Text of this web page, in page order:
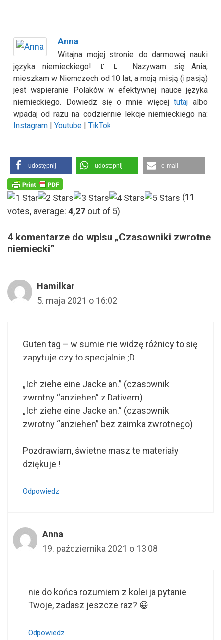
Anna
Witajna mojej stronie do darmowej nauki
języka niemieckiego! 🇩🇪 Nazywam się Ania,
mieszkam w Niemczech od 10 lat, a moją misją (i pasją)
jest wspieranie Polaków w efektywnej nauce języka
niemieckiego. Dowiedz się o mnie więcejtutaj albo
wpadaj od razu na codziennie lekcje niemieckiego na:
Instagram | Youtube | TikTok
udostępnij udostępnij e-mail
(11
votes, average: 4,27 out of 5)
4 komentarze do wpisu „Czasowniki zwrotne
niemiecki”
Hamilkar
5. maja 2021 o 16:02
Guten tag – w sumie nie widzę różnicy to się
zapytuje czy to specjalnie ;D
„Ich ziehe eine Jacke an.” (czasownik
zwrotny “anziehen” z Dativem)
„Ich ziehe eine Jacke an.” (czasownik
zwrotny “anziehen” bez zaimka zwrotnego)
Pozdrawiam, świetne masz te materiały
dziękuje !
Odpowiedz
Anna
19. października 2021 o 13:08
nie do końca rozumiem z kolei ja pytanie
Twoje, zadasz jeszcze raz? 😀
Odpowiedz